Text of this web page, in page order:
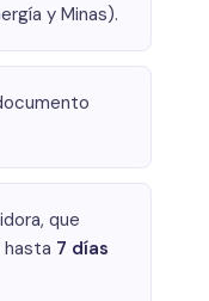
y Minas).
que
hasta 7 días